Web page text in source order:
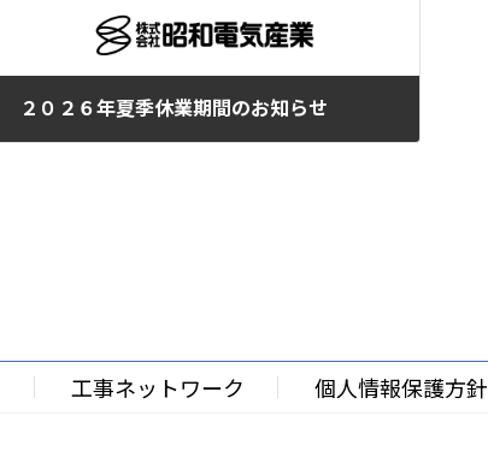
２０２６年夏季休業期間のお知らせ
2026年5月1日
工事ネットワーク 個人情報保護方針